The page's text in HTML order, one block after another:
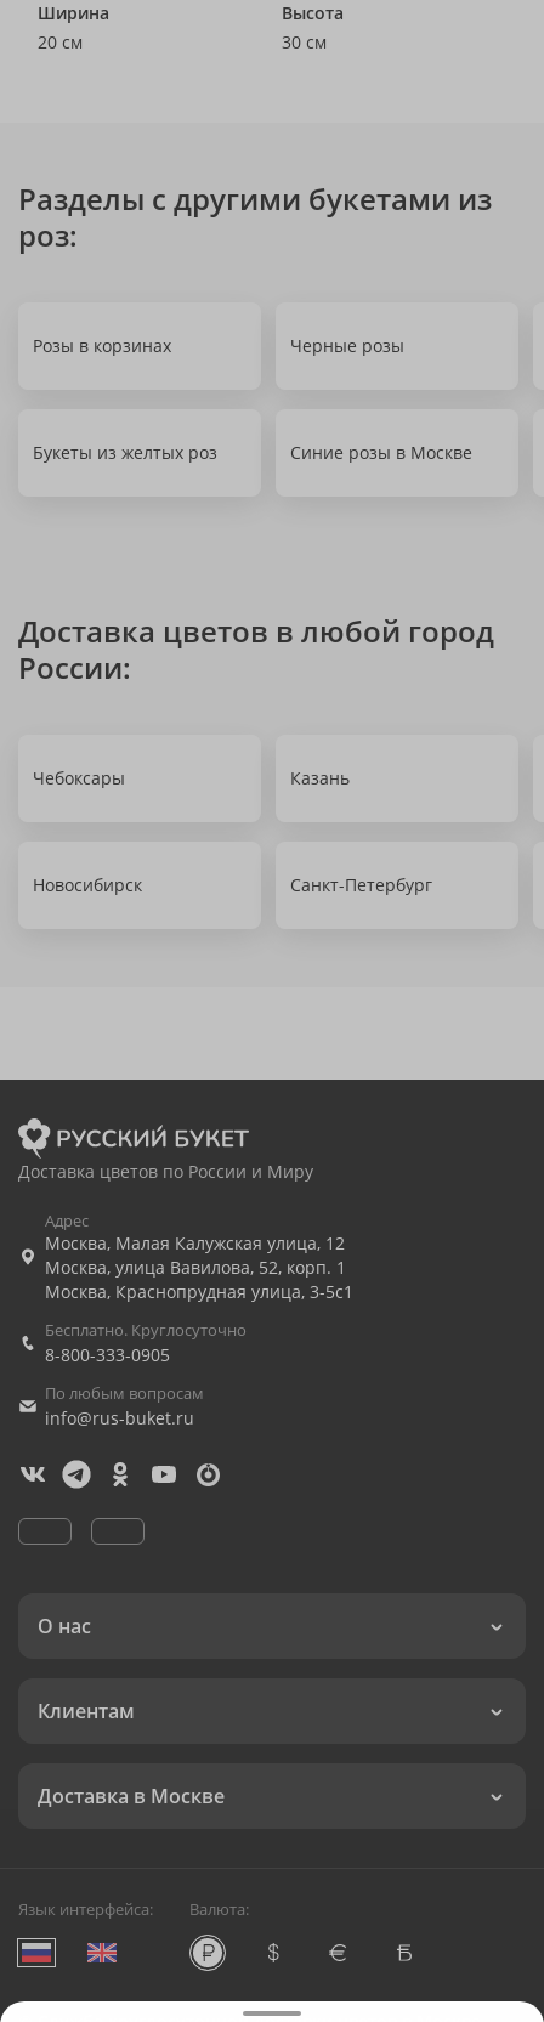
Ширина
20 см
Высота
30 см
Разделы с другими букетами из
роз:
Розы в корзинах Черные розы
Букеты из желтых роз Синие розы в Москве
Доставка цветов в любой город
России:
Чебоксары Казань
Новосибирск Санкт-Петербург
Доставка цветов по России и Миру
Адрес
Москва, Малая Калужская улица, 12
Москва, улица Вавилова, 52, корп. 1
Москва, Краснопрудная улица, 3-5с1
Бесплатно. Круглосуточно
8-800-333-0905
По любым вопросам
info@rus-buket.ru
О нас
Клиентам
Доставка в Москве
Язык интерфейса: Валюта: